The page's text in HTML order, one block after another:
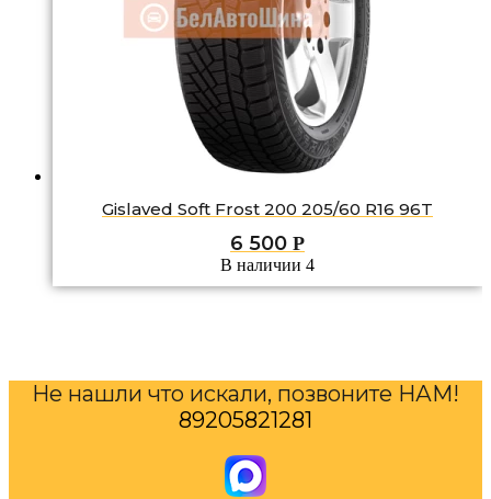
Gislaved Soft Frost 200 205/60 R16 96T
6 500 Р
В наличии 4
Не нашли что искали, позвоните НАМ!
89205821281